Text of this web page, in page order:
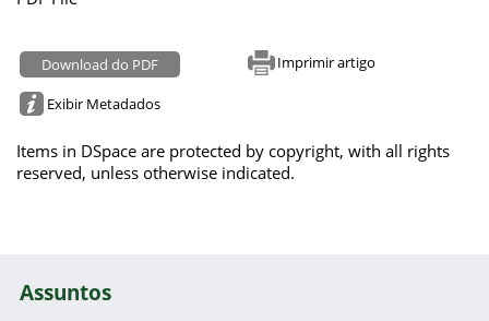
Download do PDF Imprimir artigo
Exibir Metadados
Items in DSpace are protected by copyright, with all rights
reserved, unless otherwise indicated.
Assuntos